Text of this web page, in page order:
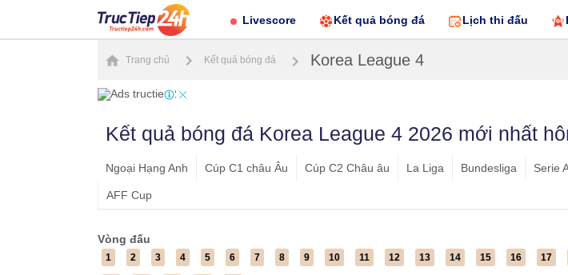
Livescore Kết quả bóng đá Lịch thi đấu
Trang chủ Kết quả bóng đá Korea League 4
Kết quả bóng đá Korea League 4 2026 mới nhất
Ngoại Hạng Anh Cúp C1 châu Âu Cúp C2 Châu âu La Liga Bundesliga Serie
AFF Cup
Vòng đấu
1 2 3 4 5 6 7 8 9 10 11 12 13 14 15 16 17